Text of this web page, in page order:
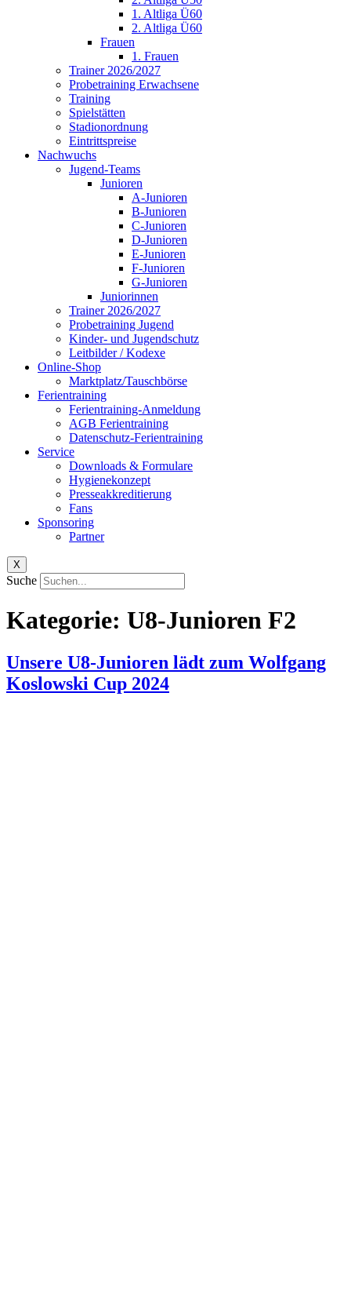
1. Altliga Ü60
2. Altliga Ü60
Frauen
1. Frauen
Trainer 2026/2027
Probetraining Erwachsene
Training
Spielstätten
Stadionordnung
Eintrittspreise
Nachwuchs
Jugend-Teams
Junioren
A-Junioren
B-Junioren
C-Junioren
D-Junioren
E-Junioren
F-Junioren
G-Junioren
Juniorinnen
Trainer 2026/2027
Probetraining Jugend
Kinder- und Jugendschutz
Leitbilder / Kodexe
Online-Shop
Marktplatz/Tauschbörse
Ferientraining
Ferientraining-Anmeldung
AGB Ferientraining
Datenschutz-Ferientraining
Service
Downloads & Formulare
Hygienekonzept
Presseakkreditierung
Fans
Sponsoring
Partner
X
Suche
Kategorie: U8-Junioren F2
Unsere U8-Junioren lädt zum Wolfgang
Koslowski Cup 2024